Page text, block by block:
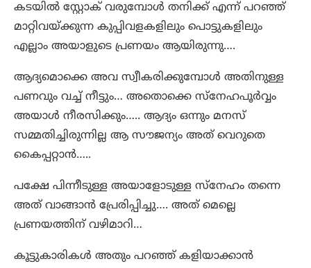
കടയിൽ സ്റ്റോക് വരുമ്പോൾ തനിക്ക് എന്ന് പറഞ്ഞ്
മാറ്റിവയ്ക്കുന്ന കുപ്പിവളകളിലും പൊട്ടുകളിലും
എല്ലാം അയാളുടെ പ്രണയം ആയിരുന്നു….
ആദ്യമൊക്കെ അവ സ്വീകരിക്കുമ്പോൾ അതിനുള്ള
പണവും വച്ച് നീട്ടും… അതൊക്കെ സ്നേഹപൂർവ്വം
അയാൾ നീരസിക്കും….. ആദ്യം ഒന്നും മനസ്
സമ്മതിച്ചിരുന്നില്ല ആ സൗജന്യം അത് വെറുതെ
കൈപ്പറ്റാൻ…..
പക്ഷേ പിന്നീടുള്ള അയാളോടുള്ള സ്നേഹം തന്നെ
അത് വാങ്ങാൻ പ്രേരിപ്പിച്ചു…. അത് മെല്ലെ
പ്രണയത്തിന് വഴിമാറി…
കൂട്ടുകാരികൾ അതും പറഞ്ഞ് കളിയാക്കാൻ